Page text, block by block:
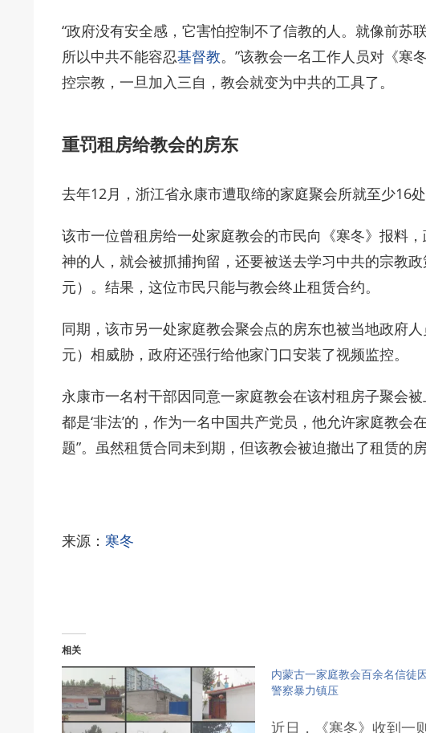
“政府没有安全感，它害怕控制不了信教的人。就像前苏
所以中共不能容忍基督教。”该教会一名工作人员对《寒
控宗教，一旦加入三自，教会就变为中共的工具了。
重罚租房给教会的房东
去年12月，浙江省永康市遭取缔的家庭聚会所就至少16
该市一位曾租房给一处家庭教会的市民向《寒冬》报料
神的人，就会被抓捕拘留，还要被送去学习中共的宗教
元）。结果，这位市民只能与教会终止租赁合约。
同期，该市另一处家庭教会聚会点的房东也被当地政府
元）相威胁，政府还强行给他家门口安装了视频监控。
永康市一名村干部因同意一家庭教会在该村租房子聚会
都是‘非法’的，作为一名中国共产党员，他允许家庭教
题”。虽然租赁合同未到期，但该教会被迫撤出了租赁的
来源： 寒冬
相关
内蒙古一家庭教会百余名信徒
警察暴力镇压
近日，《寒冬》收到一